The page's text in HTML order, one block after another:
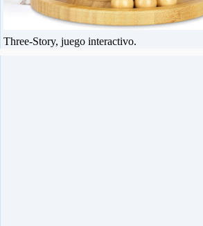
Three-Story, juego interactivo.